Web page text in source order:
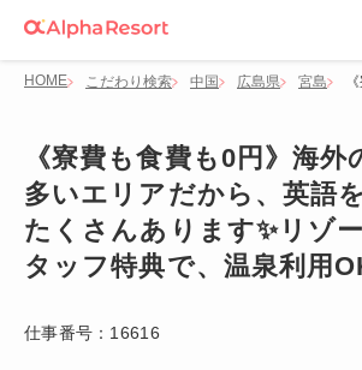
HOME こだわり検索 中国 広島県 宮島
《寮費も食費も0円》海
多いエリアだから、英語
たくさんあります✨リゾ
タッフ特典で、温泉利用
仕事番号： 16616